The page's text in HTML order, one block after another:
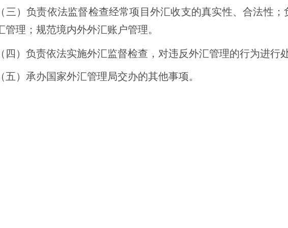
三）负责依法监督检查经常项目外汇收支的真实性、合法性；
管理；规范境内外外汇账户管理。
四）负责依法实施外汇监督检查，对违反外汇管理的行为进行处
五）承办国家外汇管理局交办的其他事项。